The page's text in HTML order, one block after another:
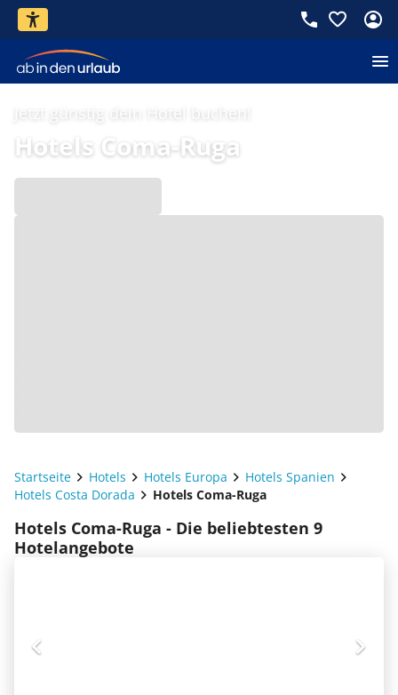
Jetzt günstig dein Hotel buchen!
Hotels Coma-Ruga
Startseite Hotels Hotels Europa
Hotels Spanien
Hotels Costa Dorada
Hotels Coma-Ruga
Hotels Coma-Ruga - Die beliebtesten 9
Hotelangebote